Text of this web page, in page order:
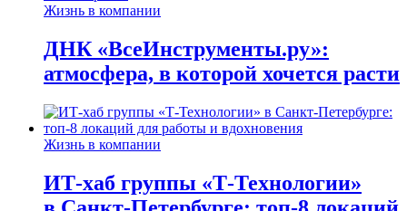
Жизнь в компании
ДНК «ВсеИнструменты.ру»:
атмосфера, в которой хочется расти
Жизнь в компании
ИТ-хаб группы «Т-Технологии»